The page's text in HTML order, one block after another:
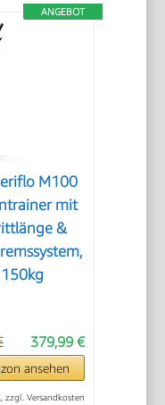
ANGEBOT
M100
mit
&
379,99 €
ansehen
zzgl. Versandkosten